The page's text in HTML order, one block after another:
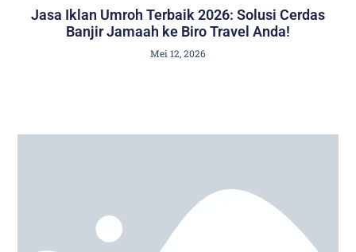
Jasa Iklan Umroh Terbaik 2026: Solusi Cerdas
Banjir Jamaah ke Biro Travel Anda!
Mei 12, 2026